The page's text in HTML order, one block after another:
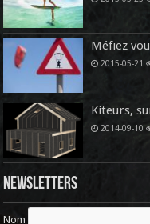
Méfiez
2015-05-21
Kiteurs,
2014-09-10
Newsletters
Nom